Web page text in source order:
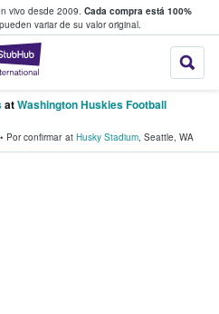
vivo desde 2009. Cada compra está 100%
variar de su valor original.
StubHub: donde
boletos
atWashington Huskies Football
• Por confirmar at Husky Stadium, Seattle, WA